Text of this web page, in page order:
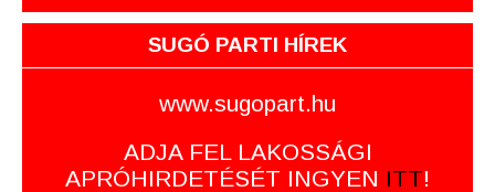
SUGÓ PARTI HÍREK
www.sugopart.hu
ADJA FEL LAKOSSÁGI
APRÓHIRDETÉSÉT INGYEN ITT!